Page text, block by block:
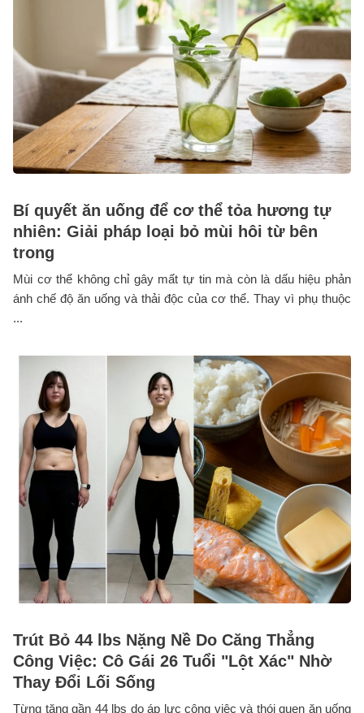
Bí quyết ăn uống để cơ thể tỏa hương tự
nhiên: Giải pháp loại bỏ mùi hôi từ bên
trong
Mùi cơ thể không chỉ gây mất tự tin mà còn là dấu hiệu phản
ánh chế độ ăn uống và thải độc của cơ thể. Thay vì phụ thuộc
...
Trút Bỏ 44 lbs Nặng Nề Do Căng Thẳng
Công Việc: Cô Gái 26 Tuổi "Lột Xác" Nhờ
Thay Đổi Lối Sống
Từng tăng gần 44 lbs do áp lực công việc và thói quen ăn uống